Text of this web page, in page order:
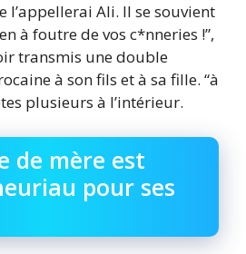
l’appellerai Ali. Il se souvient
à foutre de vos c*nneries !”,
transmis une double
à son fils et à sa fille. “à
plusieurs à l’intérieur.
de mère est
pour ses